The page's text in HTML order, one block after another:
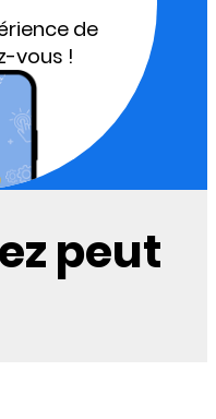
de
vous !
peut